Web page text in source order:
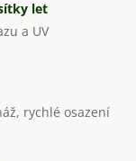
let
a UV
rychlé osazení